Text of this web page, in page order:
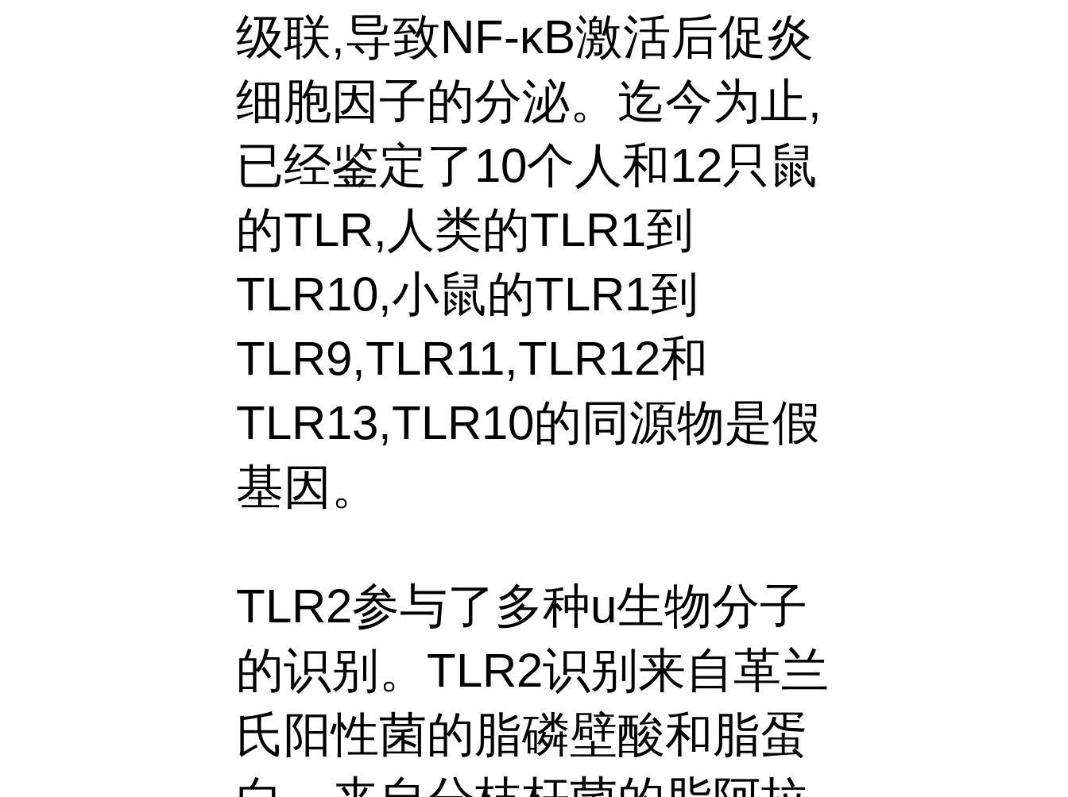
级联,导致NF-κB激活后促炎
细胞因子的分泌。迄今为止,
已经鉴定了10个人和12只鼠
的TLR,人类的TLR1到
TLR10,小鼠的TLR1到
TLR9,TLR11,TLR12和
TLR13,TLR10的同源物是假
基因。
TLR2参与了多种u生物分子
的识别。TLR2识别来自革兰
氏阳性菌的脂磷壁酸和脂蛋